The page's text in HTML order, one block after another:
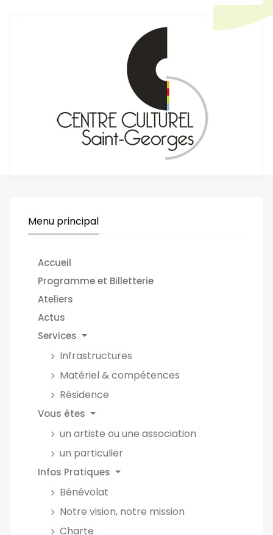
Menu principal
Accueil
Programme et Billetterie
Ateliers
Actus
Services
Infrastructures
Matériel & compétences
Résidence
Vous êtes
un artiste ou une association
un particulier
Infos Pratiques
Bénévolat
Notre vision, notre mission
Charte